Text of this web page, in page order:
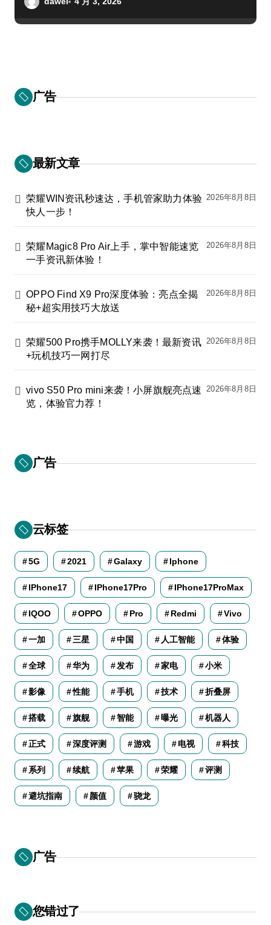
广告
最新文章
荣耀WIN资讯秒速达，手机管家助力体验
快人一步！
2026年8月8日
荣耀Magic8 Pro Air上手，掌中智能速览
一手资讯新体验！
2026年8月8日
OPPO Find X9 Pro深度体验：亮点全揭
秘+超实用技巧大放送
2026年8月8日
荣耀500 Pro携手MOLLY来袭！最新资讯
+玩机技巧一网打尽
2026年8月8日
vivo S50 Pro mini来袭！小屏旗舰亮点速
览，体验官力荐！
2026年8月8日
广告
云标签
5G 2021 Galaxy Iphone
IPhone17 IPhone17Pro IPhone17ProMax
IQOO OPPO Pro Redmi Vivo
一加 三星 中国 人工智能 体验
全球 华为 发布 家电 小米
影像 性能 手机 技术 折叠屏
搭载 旗舰 智能 曝光 机器人
正式 深度评测 游戏 电视 科技
系列 续航 苹果 荣耀 评测
避坑指南 颜值 骁龙
广告
您错过了